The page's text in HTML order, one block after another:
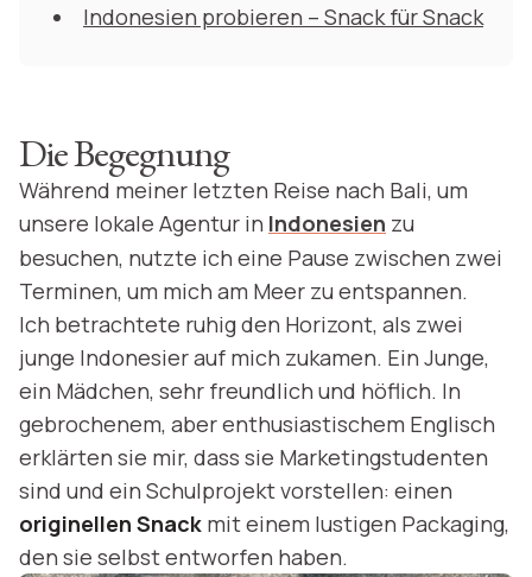
Indonesien probieren – Snack für Snack
Die Begegnung
Während meiner letzten Reise nach Bali, um
unsere lokale Agentur in Indonesien zu
besuchen, nutzte ich eine Pause zwischen zwei
Terminen, um mich am Meer zu entspannen.
Ich betrachtete ruhig den Horizont, als zwei
junge Indonesier auf mich zukamen. Ein Junge,
ein Mädchen, sehr freundlich und höflich. In
gebrochenem, aber enthusiastischem Englisch
erklärten sie mir, dass sie Marketingstudenten
sind und ein Schulprojekt vorstellen: einen
originellen Snack mit einem lustigen Packaging,
den sie selbst entworfen haben.